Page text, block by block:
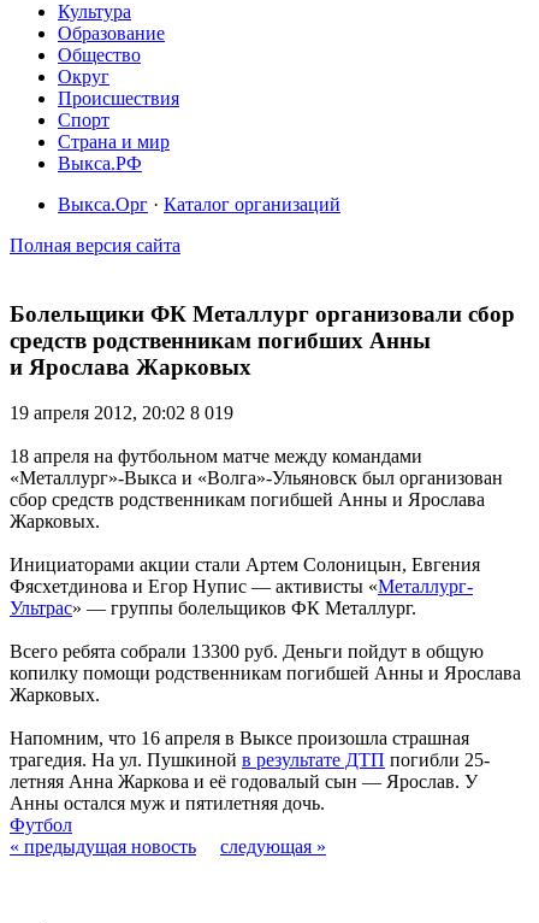
Культура
Образование
Общество
Округ
Происшествия
Спорт
Страна и мир
Выкса.РФ
Выкса.Орг · Каталог организаций
Полная версия сайта
Болельщики ФК Металлург организовали сбор
средств родственникам погибших Анны
и Ярослава Жарковых
19 апреля 2012, 20:02 8 019
18 апреля на футбольном матче между командами
«Металлург»-Выкса и «Волга»-Ульяновск был организован
сбор средств родственникам погибшей Анны и Ярослава
Жарковых.
Инициаторами акции стали Артем Солоницын, Евгения
Фясхетдинова и Егор Нупис — активисты «Металлург-
Ультрас» — группы болельщиков ФК Металлург.
Всего ребята собрали 13300 руб. Деньги пойдут в общую
копилку помощи родственникам погибшей Анны и Ярослава
Жарковых.
Напомним, что 16 апреля в Выксе произошла страшная
трагедия. На ул. Пушкиной в результате ДТП погибли 25-
летняя Анна Жаркова и её годовалый сын — Ярослав. У
Анны остался муж и пятилетняя дочь.
Футбол
« предыдущая новость
следующая »